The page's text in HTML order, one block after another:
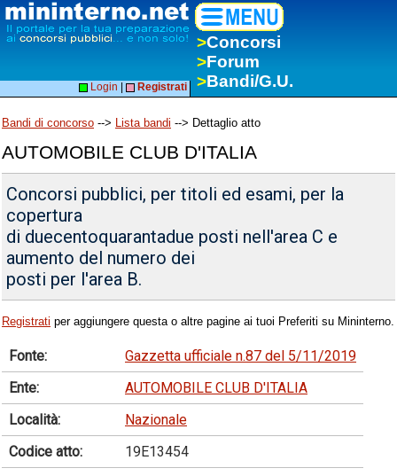
>Concorsi
>Forum
>Bandi/G.U.
Login Registrati
Bandi di concorso --> Lista bandi --> Dettaglio atto
AUTOMOBILE CLUB D'ITALIA
Concorsi pubblici, per titoli ed esami, per la
copertura
di duecentoquarantadue posti nell'area C e
aumento del numero dei
posti per l'area B.
Registrati per aggiungere questa o altre pagine ai tuoi Preferiti su Mininterno.
Fonte:
Gazzetta ufficiale n.87 del 5/11/2019
Ente:
AUTOMOBILE CLUB D'ITALIA
Località:
Nazionale
Codice atto:
19E13454